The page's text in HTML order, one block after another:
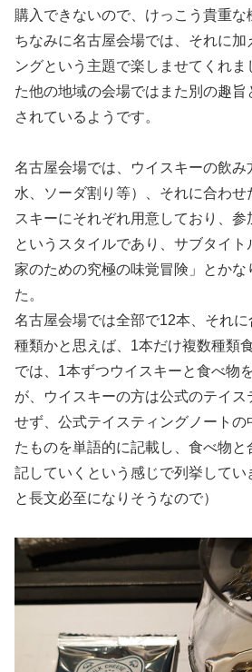
購入できないので、けっこう貴重な
ちなみに名古屋会場では、それに加
ングという主題で楽しませてくれ
た他の地域の会場ではまた別の趣
されているようです。
名古屋会場では、ウイスキーの飲み
水、ソーダ割り等）、それに合わせ
スキーにそれぞれ用意しており、参
というスタイルであり、サブタイ
家のための究極の味覚冒険」とかな
た。
名古屋会場では全部で12本、それ
種類かと思えば、1本だけ複数種類
では、1本ずつウイスキーと食べ物
が、ウイスキーの方は公式のテイ
せず、公式テイスティングノートの
たものを単語的に記載し、食べ物と
記していくという感じで列挙してい
と長文必至になりそうなので）